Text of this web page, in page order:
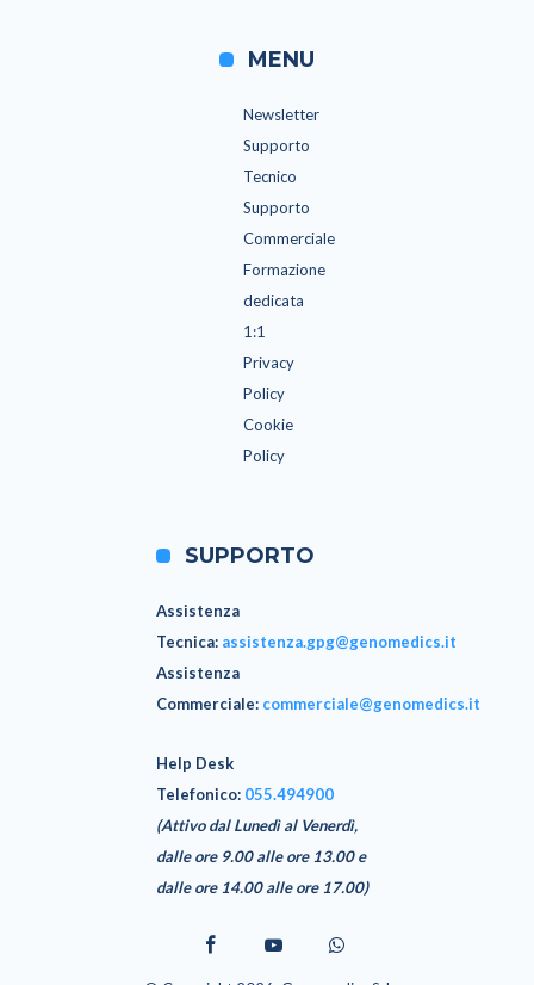
MENU
Newsletter
Supporto
Tecnico
Supporto
Commerciale
Formazione
dedicata
1:1
Privacy
Policy
Cookie
Policy
SUPPORTO
Assistenza
Tecnica: assistenza.gpg@genomedics.it
Assistenza
Commerciale: commerciale@genomedics.it
Help Desk
Telefonico: 055.494900
(Attivo dal Lunedì al Venerdì,
dalle ore 9.00 alle ore 13.00 e
dalle ore 14.00 alle ore 17.00)